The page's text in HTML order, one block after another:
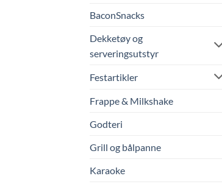
BaconSnacks
Dekketøy og
serveringsutstyr
Festartikler
Frappe & Milkshake
Godteri
Grill og bålpanne
Karaoke